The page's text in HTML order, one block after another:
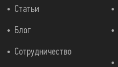
Статьи
Блог
Сотрудничество